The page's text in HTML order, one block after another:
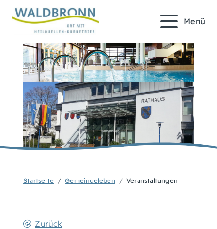
Menü
Startseite Gemeindeleben Veranstaltungen
Zurück